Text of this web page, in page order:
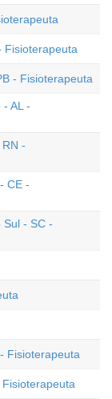
Fisioterapeuta
- Fisioterapeuta
AL -
-
CE -
Sul - SC -
Fisioterapeuta